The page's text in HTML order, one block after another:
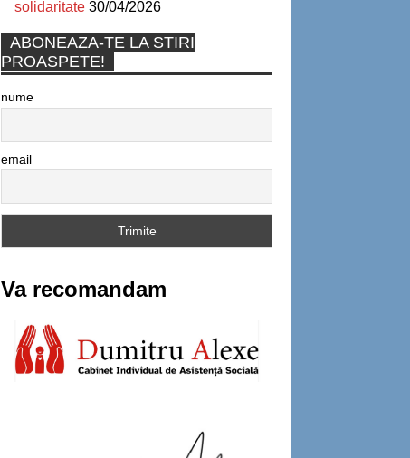
solidaritate 30/04/2026
ABONEAZA-TE LA STIRI
PROASPETE!
nume
email
Va recomandam